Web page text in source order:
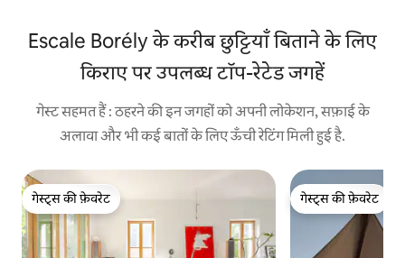
Escale Borély के करीब छुट्टियाँ बिताने के लिए
किराए पर उपलब्ध टॉप-रेटेड जगहें
गेस्ट सहमत हैं : ठहरने की इन जगहों को अपनी लोकेशन, सफ़ाई के
अलावा और भी कई बातों के लिए ऊँची रेटिंग मिली हुई है.
गेस्ट्स की फ़ेवरेट
गेस्ट्स की फ़ेवरेट
गेस्ट्स की फ़ेवरेट
गेस्ट्स की फ़ेवरेट